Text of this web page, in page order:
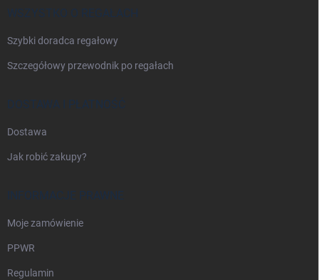
WSZYSTKO O REGAŁACH
Szybki doradca regałowy
Szczegółowy przewodnik po regałach
DOSTAWA I PŁATNOŚĆ
Dostawa
Jak robić zakupy?
INFORMACJE PRAWNE
Moje zamówienie
PPWR
Regulamin